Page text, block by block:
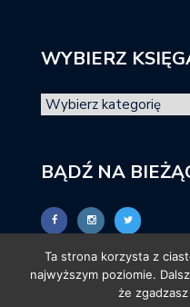
WYBIERZ
BĄDŹ NA
Ta strona korzysta z
najwyższym poziomie.
że